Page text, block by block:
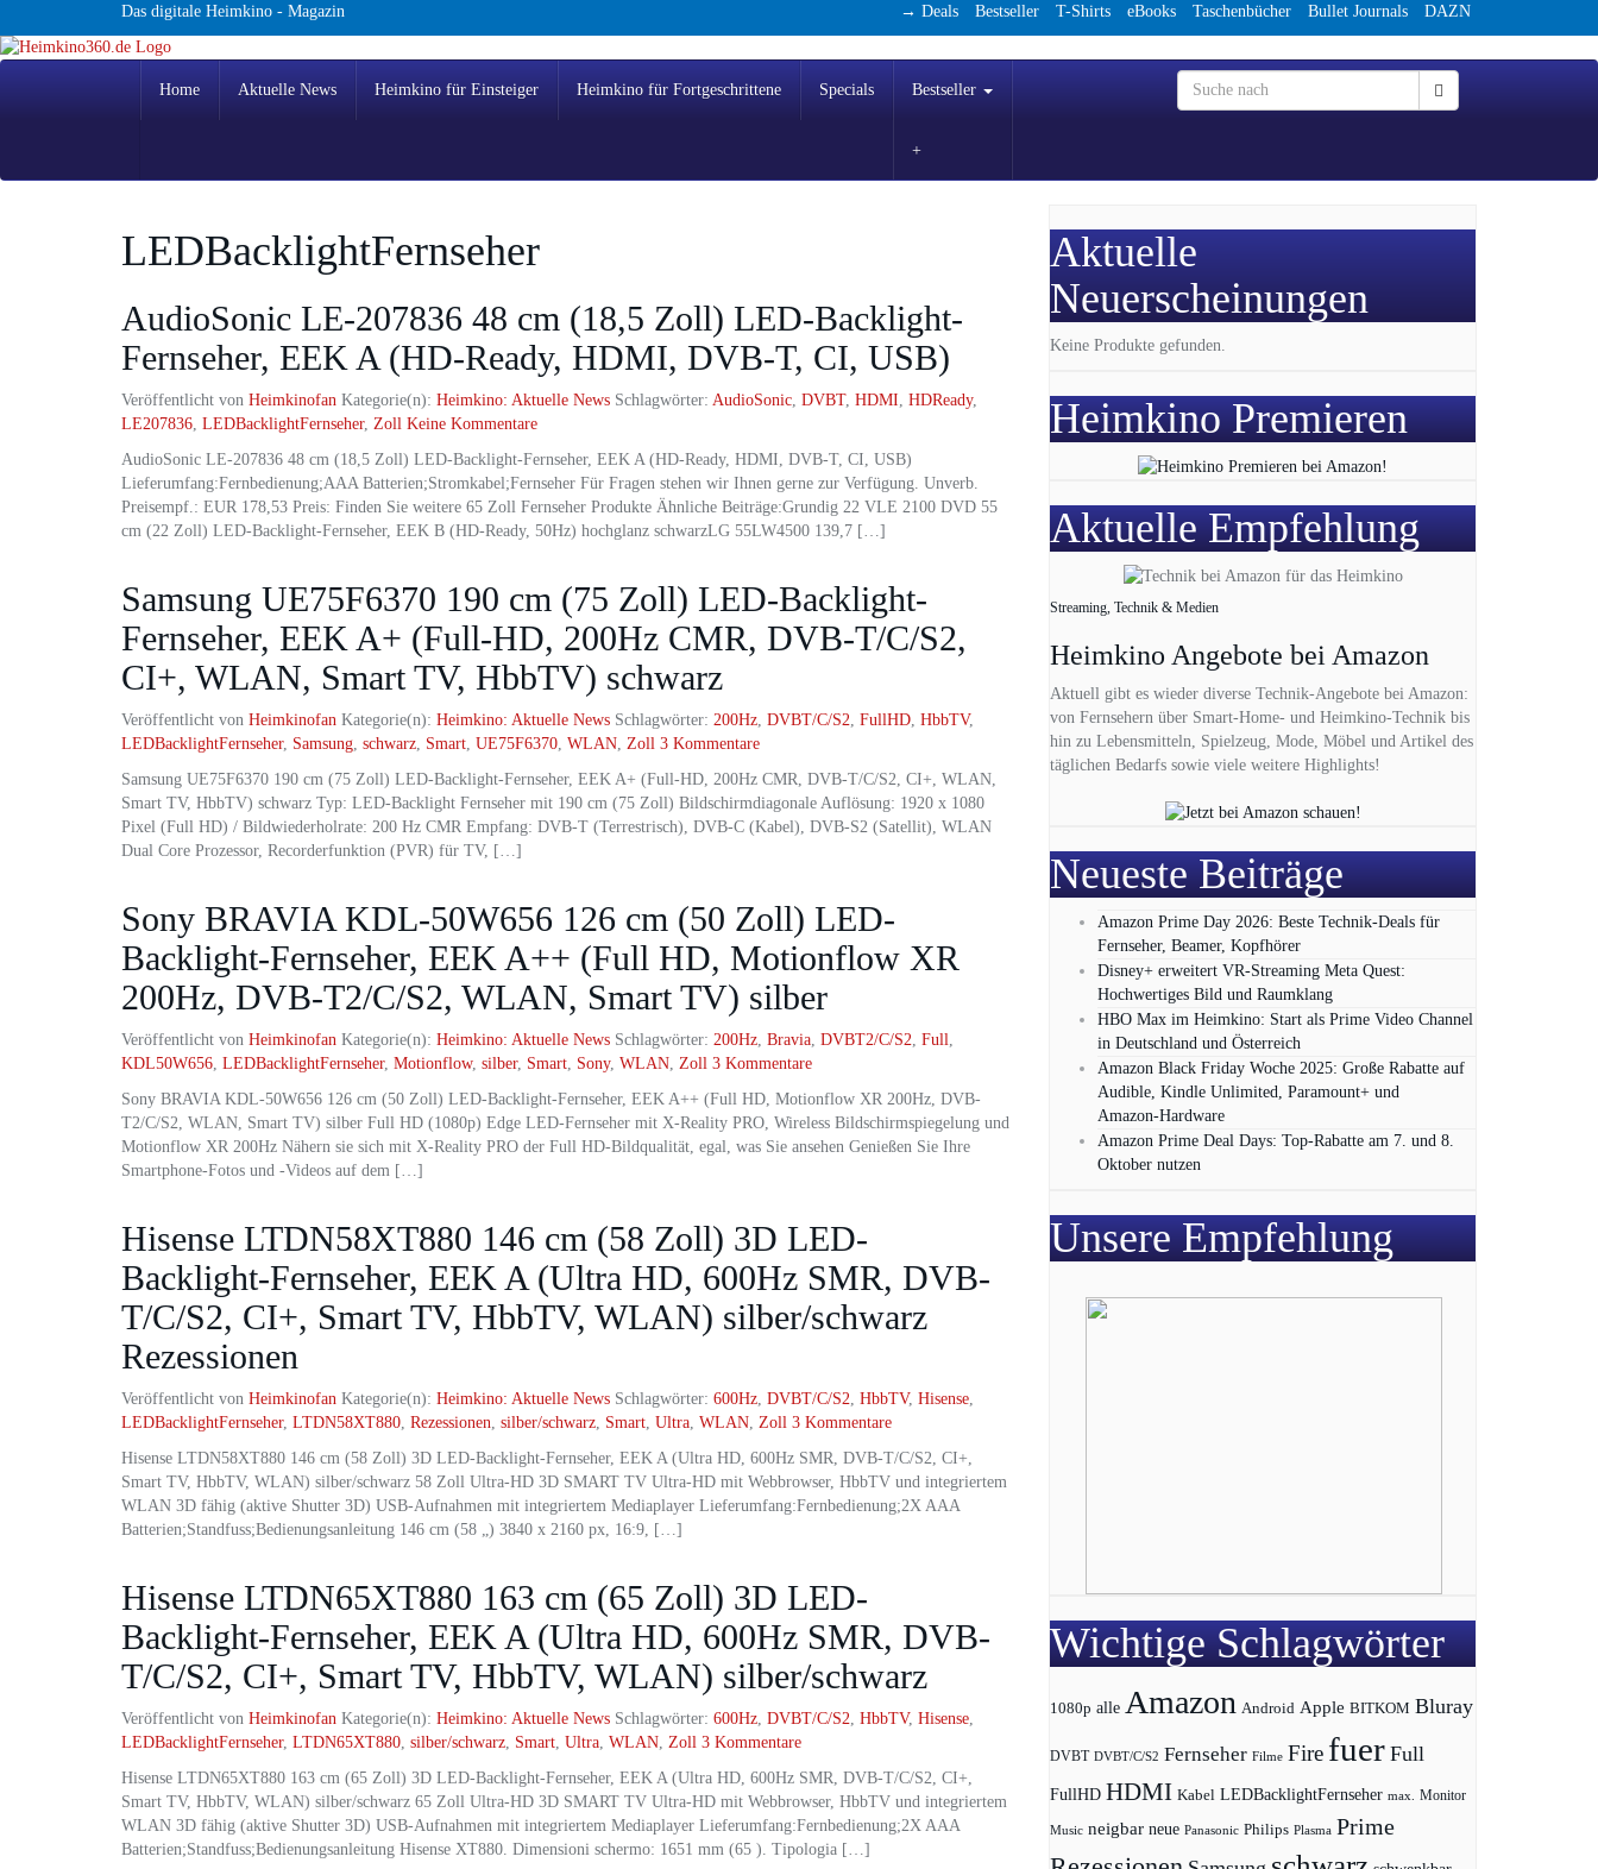
to
main
Das digitale Heimkino - Magazin → Deals Bestseller T-Shirts eBooks Taschenbücher Bullet Journals DAZN
Home Aktuelle News Heimkino für Einsteiger Heimkino für Fortgeschrittene Specials Bestseller
LEDBacklightFernseher
AudioSonic LE-207836 48 cm (18,5 Zoll) LED-Backlight-
Fernseher, EEK A (HD-Ready, HDMI, DVB-T, CI, USB)
Veröffentlicht von Heimkinofan Kategorie(n): Heimkino: Aktuelle News Schlagwörter: AudioSonic, DVBT, HDMI, HDReady,
LE207836, LEDBacklightFernseher, Zoll Keine Kommentare
AudioSonic LE-207836 48 cm (18,5 Zoll) LED-Backlight-Fernseher, EEK A (HD-Ready, HDMI, DVB-T, CI, USB)
Lieferumfang:Fernbedienung;AAA Batterien;Stromkabel;Fernseher Für Fragen stehen wir Ihnen gerne zur Verfügung. Unverb.
Preisempf.: EUR 178,53 Preis: Finden Sie weitere 65 Zoll Fernseher Produkte Ähnliche Beiträge:Grundig 22 VLE 2100 DVD 55
cm (22 Zoll) LED-Backlight-Fernseher, EEK B (HD-Ready, 50Hz) hochglanz schwarzLG 55LW4500 139,7 […]
Samsung UE75F6370 190 cm (75 Zoll) LED-Backlight-
Fernseher, EEK A+ (Full-HD, 200Hz CMR, DVB-T/C/S2,
CI+, WLAN, Smart TV, HbbTV) schwarz
Veröffentlicht von Heimkinofan Kategorie(n): Heimkino: Aktuelle News Schlagwörter: 200Hz, DVBT/C/S2, FullHD, HbbTV,
LEDBacklightFernseher, Samsung, schwarz, Smart, UE75F6370, WLAN, Zoll 3 Kommentare
Samsung UE75F6370 190 cm (75 Zoll) LED-Backlight-Fernseher, EEK A+ (Full-HD, 200Hz CMR, DVB-T/C/S2, CI+, WLAN,
Smart TV, HbbTV) schwarz Typ: LED-Backlight Fernseher mit 190 cm (75 Zoll) Bildschirmdiagonale Auflösung: 1920 x 1080
Pixel (Full HD) / Bildwiederholrate: 200 Hz CMR Empfang: DVB-T (Terrestrisch), DVB-C (Kabel), DVB-S2 (Satellit), WLAN
Dual Core Prozessor, Recorderfunktion (PVR) für TV, […]
Sony BRAVIA KDL-50W656 126 cm (50 Zoll) LED-
Backlight-Fernseher, EEK A++ (Full HD, Motionflow XR
200Hz, DVB-T2/C/S2, WLAN, Smart TV) silber
Veröffentlicht von Heimkinofan Kategorie(n): Heimkino: Aktuelle News Schlagwörter: 200Hz, Bravia, DVBT2/C/S2, Full,
KDL50W656, LEDBacklightFernseher, Motionflow, silber, Smart, Sony, WLAN, Zoll 3 Kommentare
Sony BRAVIA KDL-50W656 126 cm (50 Zoll) LED-Backlight-Fernseher, EEK A++ (Full HD, Motionflow XR 200Hz, DVB-
T2/C/S2, WLAN, Smart TV) silber Full HD (1080p) Edge LED-Fernseher mit X-Reality PRO, Wireless Bildschirmspiegelung und
Motionflow XR 200Hz Nähern sie sich mit X-Reality PRO der Full HD-Bildqualität, egal, was Sie ansehen Genießen Sie Ihre
Smartphone-Fotos und -Videos auf dem […]
Hisense LTDN58XT880 146 cm (58 Zoll) 3D LED-
Backlight-Fernseher, EEK A (Ultra HD, 600Hz SMR, DVB-
T/C/S2, CI+, Smart TV, HbbTV, WLAN) silber/schwarz
Rezessionen
Veröffentlicht von Heimkinofan Kategorie(n): Heimkino: Aktuelle News Schlagwörter: 600Hz, DVBT/C/S2, HbbTV, Hisense,
LEDBacklightFernseher, LTDN58XT880, Rezessionen, silber/schwarz, Smart, Ultra, WLAN, Zoll 3 Kommentare
Hisense LTDN58XT880 146 cm (58 Zoll) 3D LED-Backlight-Fernseher, EEK A (Ultra HD, 600Hz SMR, DVB-T/C/S2, CI+,
Smart TV, HbbTV, WLAN) silber/schwarz 58 Zoll Ultra-HD 3D SMART TV Ultra-HD mit Webbrowser, HbbTV und integriertem
WLAN 3D fähig (aktive Shutter 3D) USB-Aufnahmen mit integriertem Mediaplayer Lieferumfang:Fernbedienung;2X AAA
Batterien;Standfuss;Bedienungsanleitung 146 cm (58 „) 3840 x 2160 px, 16:9, […]
Hisense LTDN65XT880 163 cm (65 Zoll) 3D LED-
Backlight-Fernseher, EEK A (Ultra HD, 600Hz SMR, DVB-
T/C/S2, CI+, Smart TV, HbbTV, WLAN) silber/schwarz
Veröffentlicht von Heimkinofan Kategorie(n): Heimkino: Aktuelle News Schlagwörter: 600Hz, DVBT/C/S2, HbbTV, Hisense,
LEDBacklightFernseher, LTDN65XT880, silber/schwarz, Smart, Ultra, WLAN, Zoll 3 Kommentare
Hisense LTDN65XT880 163 cm (65 Zoll) 3D LED-Backlight-Fernseher, EEK A (Ultra HD, 600Hz SMR, DVB-T/C/S2, CI+,
Smart TV, HbbTV, WLAN) silber/schwarz 65 Zoll Ultra-HD 3D SMART TV Ultra-HD mit Webbrowser, HbbTV und integriertem
WLAN 3D fähig (aktive Shutter 3D) USB-Aufnahmen mit integriertem Mediaplayer Lieferumfang:Fernbedienung;2X AAA
Batterien;Standfuss;Bedienungsanleitung Hisense XT880. Dimensioni schermo: 1651 mm (65 ). Tipologia […]
Aktuelle
Neuerscheinungen
Keine Produkte gefunden.
Heimkino Premieren
Aktuelle Empfehlung
Streaming, Technik & Medien
Heimkino Angebote bei Amazon
Aktuell gibt es wieder diverse Technik-Angebote bei Amazon:
von Fernsehern über Smart-Home- und Heimkino-Technik bis
hin zu Lebensmitteln, Spielzeug, Mode, Möbel und Artikel des
täglichen Bedarfs sowie viele weitere Highlights!
Neueste Beiträge
Amazon Prime Day 2026: Beste Technik-Deals für
Fernseher, Beamer, Kopfhörer
Disney+ erweitert VR‑Streaming Meta Quest:
Hochwertiges Bild und Raumklang
HBO Max im Heimkino: Start als Prime Video Channel
in Deutschland und Österreich
Amazon Black Friday Woche 2025: Große Rabatte auf
Audible, Kindle Unlimited, Paramount+ und
Amazon‑Hardware
Amazon Prime Deal Days: Top-Rabatte am 7. und 8.
Oktober nutzen
Unsere Empfehlung
Wichtige Schlagwörter
1080p alle Amazon Android Apple BITKOM Bluray
DVBT DVBT/C/S2 Fernseher Filme Fire fuer Full
FullHD HDMI Kabel LEDBacklightFernseher max. Monitor
Music neigbar neue Panasonic Philips Plasma Prime